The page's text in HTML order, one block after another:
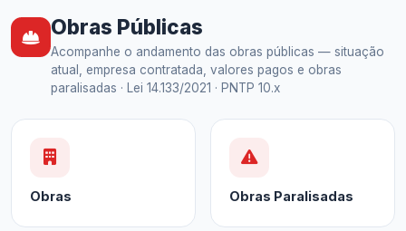
Obras Públicas
Acompanhe o andamento das obras públicas — situação
atual, empresa contratada, valores pagos e obras
paralisadas · Lei 14.133/2021 · PNTP 10.x
Obras Obras Paralisadas